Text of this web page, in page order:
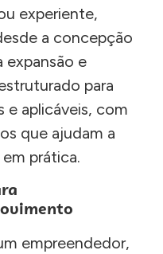
experiente,
a concepção
expansão e
para
e aplicáveis, com
que ajudam a
prática.
empreendedor,